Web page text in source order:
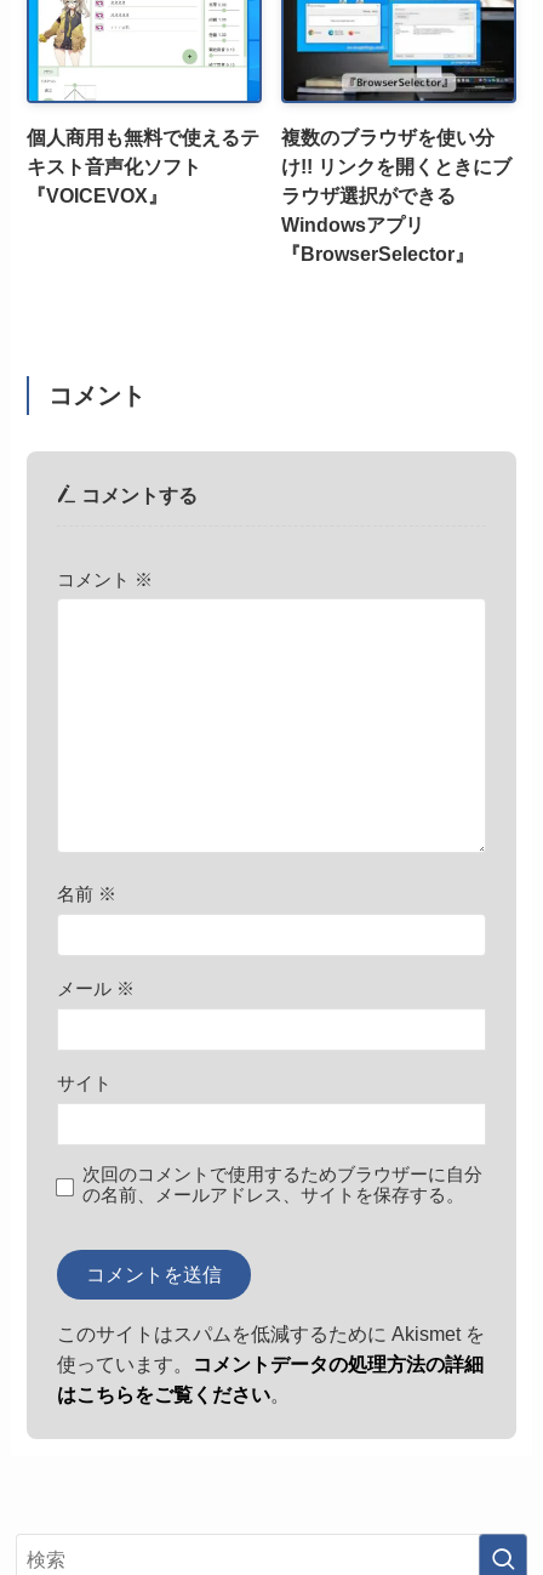
個人商用も無料で使えるテ
キスト音声化ソフト
『VOICEVOX』
複数のブラウザを使い分
け!! リンクを開くときにブ
ラウザ選択ができる
Windowsアプリ
『BrowserSelector』
コメント
コメントする
コメント ※
名前 ※
メール ※
サイト
次回のコメントで使用するためブラウザーに自分
の名前、メールアドレス、サイトを保存する。
このサイトはスパムを低減するために Akismet を
使っています。
コメントデータの処理方法の詳細
はこちらをご覧ください。